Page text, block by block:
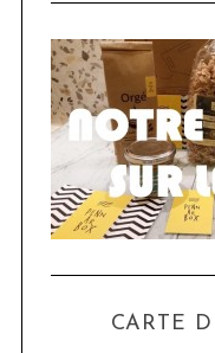
CARTE